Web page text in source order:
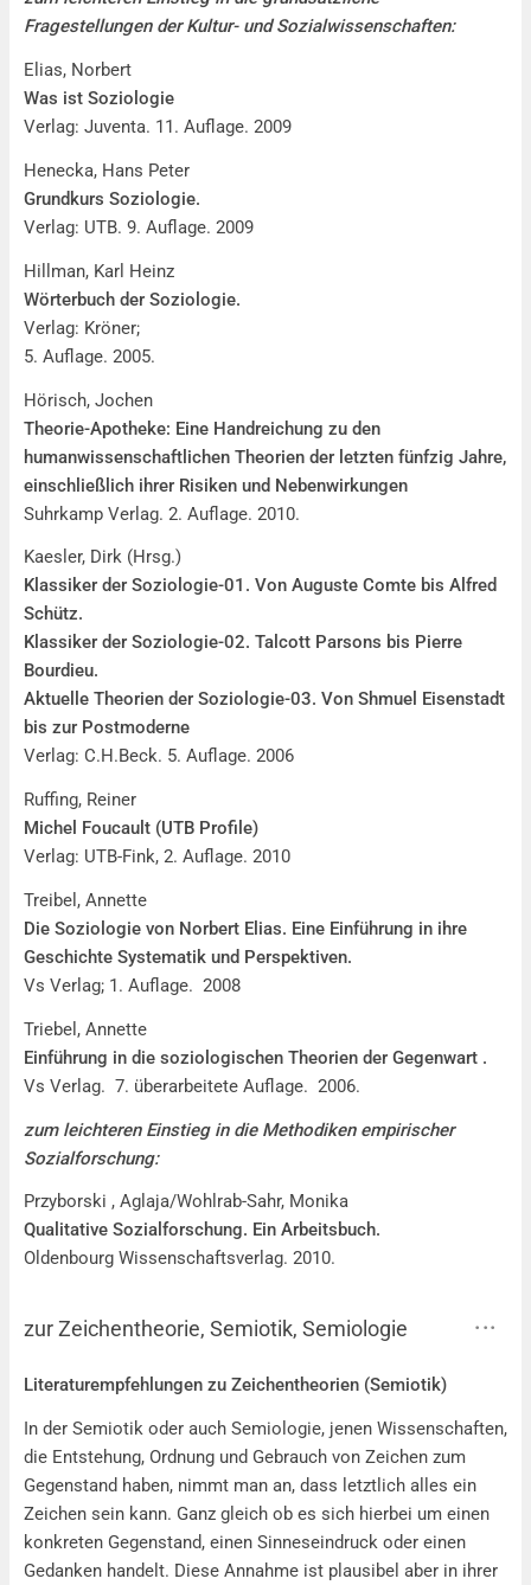
Fragestellungen der Kultur- und Sozialwissenschaften:
Elias, Norbert
Was ist Soziologie
Verlag: Juventa. 11. Auflage. 2009
Henecka, Hans Peter
Grundkurs Soziologie.
Verlag: UTB. 9. Auflage. 2009
Hillman, Karl Heinz
Wörterbuch der Soziologie.
Verlag: Kröner;
5. Auflage. 2005.
Hörisch, Jochen
Theorie-Apotheke: Eine Handreichung zu den
humanwissenschaftlichen Theorien der letzten fünfzig Jahre,
einschließlich ihrer Risiken und Nebenwirkungen
Suhrkamp Verlag. 2. Auflage. 2010.
Kaesler, Dirk (Hrsg.)
Klassiker der Soziologie-01. Von Auguste Comte bis Alfred
Schütz.
Klassiker der Soziologie-02. Talcott Parsons bis Pierre
Bourdieu.
Aktuelle Theorien der Soziologie-03. Von Shmuel Eisenstadt
bis zur Postmoderne
Verlag: C.H.Beck. 5. Auflage. 2006
Ruffing, Reiner
Michel Foucault (UTB Profile)
Verlag: UTB-Fink, 2. Auflage. 2010
Treibel, Annette
Die Soziologie von Norbert Elias. Eine Einführung in ihre
Geschichte Systematik und Perspektiven.
Vs Verlag; 1. Auflage. 2008
Triebel, Annette
Einführung in die soziologischen Theorien der Gegenwart .
Vs Verlag. 7. überarbeitete Auflage. 2006.
zum leichteren Einstieg in die Methodiken empirischer
Sozialforschung:
Przyborski , Aglaja/Wohlrab-Sahr, Monika
Qualitative Sozialforschung. Ein Arbeitsbuch.
Oldenbourg Wissenschaftsverlag. 2010.
zur Zeichentheorie, Semiotik, Semiologie
zur Zeichentheorie, Semiotik, Semiologie
Literaturempfehlungen zu Zeichentheorien (Semiotik)
In der Semiotik oder auch Semiologie, jenen Wissenschaften,
die Entstehung, Ordnung und Gebrauch von Zeichen zum
Gegenstand haben, nimmt man an, dass letztlich alles ein
Zeichen sein kann. Ganz gleich ob es sich hierbei um einen
konkreten Gegenstand, einen Sinneseindruck oder einen
Gedanken handelt. Diese Annahme ist plausibel aber in ihrer